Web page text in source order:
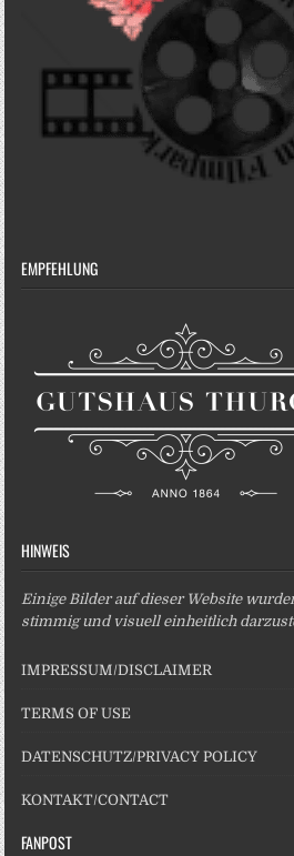
EMPFEHLUNG
HINWEIS
Einige Bilder auf dieser Website
stimmig und visuell einheitlich
IMPRESSUM/DISCLAIMER
TERMS OF USE
DATENSCHUTZ/PRIVACY POLICY
KONTAKT/CONTACT
FANPOST